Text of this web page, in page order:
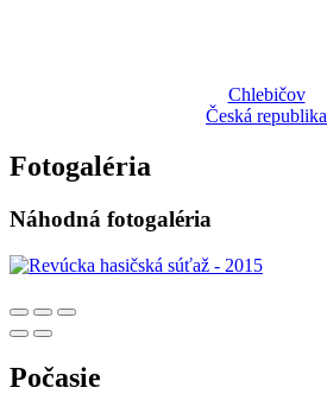
Chlebičov
Česká republika
Fotogaléria
Náhodná fotogaléria
Počasie